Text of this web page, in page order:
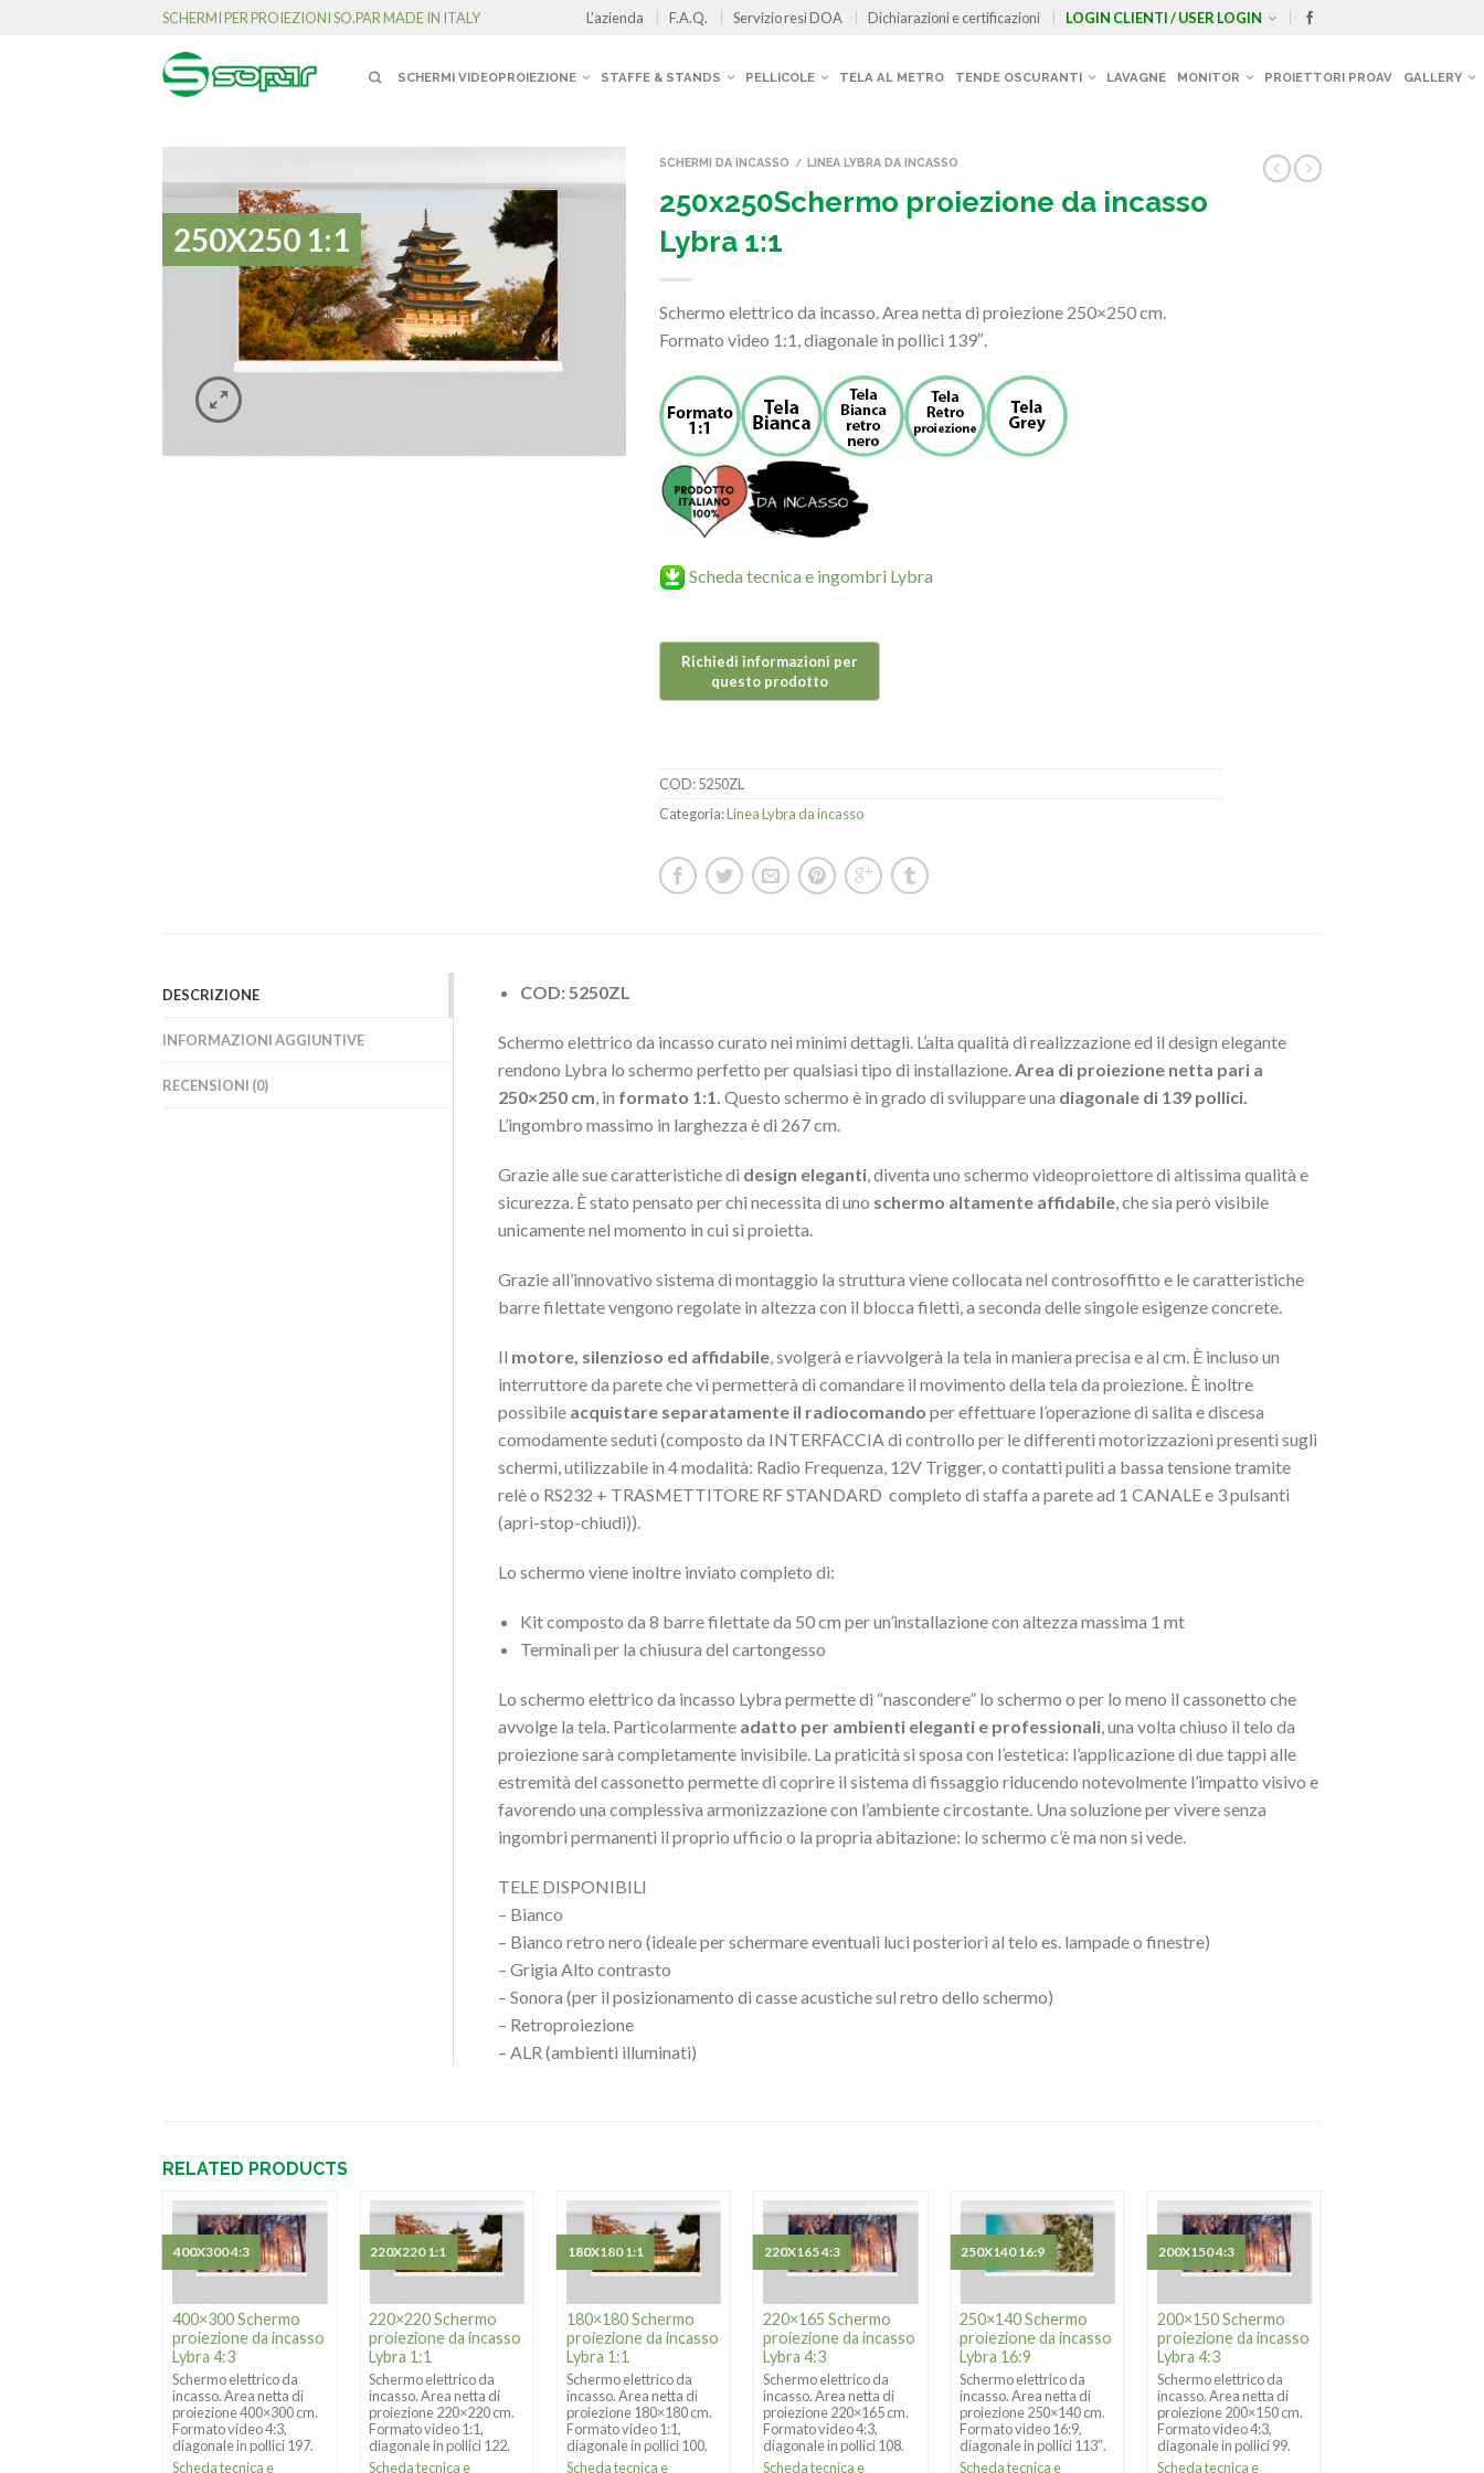
SCHERMI PER PROIEZIONI SO.PAR MADE IN ITALY L’azienda F.A.Q. Servizio resi DOA Dichiarazioni e certificazioni LOGIN CLIENTI / USER LOGIN
SCHERMI VIDEOPROIEZIONE STAFFE & STANDS PELLICOLE TELA AL METRO TENDE OSCURANTI LAVAGNE MONITOR PROIETTORI PROAV GALLERY
250X250 1:1
SCHERMI DA INCASSO / LINEA LYBRA DA INCASSO
250x250Schermo proiezione da incasso
Lybra 1:1
Schermo elettrico da incasso. Area netta di proiezione 250×250 cm.
Formato video 1:1, diagonale in pollici 139″.
Scheda tecnica e ingombri Lybra
COD:5250ZL
Categoria:Linea Lybra da incasso
DESCRIZIONE
INFORMAZIONI AGGIUNTIVE
RECENSIONI (0)
COD: 5250ZL
Schermo elettrico da incasso curato nei minimi dettagli. L’alta qualità di realizzazione ed il design elegante
rendono Lybra lo schermo perfetto per qualsiasi tipo di installazione. Area di proiezione netta pari a
250×250 cm , in formato 1:1. Questo schermo è in grado di sviluppare una diagonale di 139 pollici.
L’ingombro massimo in larghezza è di 267 cm.
Grazie alle sue caratteristiche di design eleganti, diventa uno schermo videoproiettore di altissima qualità e
sicurezza. È stato pensato per chi necessita di uno schermo altamente affidabile, che sia però visibile
unicamente nel momento in cui si proietta.
Grazie all’innovativo sistema di montaggio la struttura viene collocata nel controsoffitto e le caratteristiche
barre filettate vengono regolate in altezza con il blocca filetti, a seconda delle singole esigenze concrete.
Il motore, silenzioso ed affidabile, svolgerà e riavvolgerà la tela in maniera precisa e al cm. È incluso un
interruttore da parete che vi permetterà di comandare il movimento della tela da proiezione. È inoltre
possibile acquistare separatamente il radiocomando per effettuare l’operazione di salita e discesa
comodamente seduti (composto da INTERFACCIA di controllo per le differenti motorizzazioni presenti sugli
schermi, utilizzabile in 4 modalità: Radio Frequenza, 12V Trigger, o contatti puliti a bassa tensione tramite
relè o RS232 + TRASMETTITORE RF STANDARD completo di staffa a parete ad 1 CANALE e 3 pulsanti
(apri-stop-chiudi)).
Lo schermo viene inoltre inviato completo di:
Kit composto da 8 barre filettate da 50 cm per un’installazione con altezza massima 1 mt
Terminali per la chiusura del cartongesso
Lo schermo elettrico da incasso Lybra permette di “nascondere” lo schermo o per lo meno il cassonetto che
avvolge la tela. Particolarmente adatto per ambienti eleganti e professionali, una volta chiuso il telo da
proiezione sarà completamente invisibile. La praticità si sposa con l’estetica: l’applicazione di due tappi alle
estremità del cassonetto permette di coprire il sistema di fissaggio riducendo notevolmente l’impatto visivo e
favorendo una complessiva armonizzazione con l’ambiente circostante. Una soluzione per vivere senza
ingombri permanenti il proprio ufficio o la propria abitazione: lo schermo c’è ma non si vede.
TELE DISPONIBILI
– Bianco
– Bianco retro nero (ideale per schermare eventuali luci posteriori al telo es. lampade o finestre)
– Grigia Alto contrasto
– Sonora (per il posizionamento di casse acustiche sul retro dello schermo)
– Retroproiezione
– ALR (ambienti illuminati)
RELATED PRODUCTS
400×300 Schermo
proiezione da incasso
Lybra 4:3
Schermo elettrico da
incasso. Area netta di
proiezione 400×300 cm.
Formato video 4:3,
diagonale in pollici 197.
Scheda tecnica e
400X300 4:3
220×220 Schermo
proiezione da incasso
Lybra 1:1
Schermo elettrico da
incasso. Area netta di
proiezione 220×220 cm.
Formato video 1:1,
diagonale in pollici 122.
Scheda tecnica e
220X220 1:1
180×180 Schermo
proiezione da incasso
Lybra 1:1
Schermo elettrico da
incasso. Area netta di
proiezione 180×180 cm.
Formato video 1:1,
diagonale in pollici 100.
Scheda tecnica e
180X180 1:1
220×165 Schermo
proiezione da incasso
Lybra 4:3
Schermo elettrico da
incasso. Area netta di
proiezione 220×165 cm.
Formato video 4:3,
diagonale in pollici 108.
Scheda tecnica e
220X165 4:3
250×140 Schermo
proiezione da incasso
Lybra 16:9
Schermo elettrico da
incasso. Area netta di
proiezione 250×140 cm.
Formato video 16:9,
diagonale in pollici 113″.
Scheda tecnica e
250X140 16:9
200×150 Schermo
proiezione da incasso
Lybra 4:3
Schermo elettrico da
incasso. Area netta di
proiezione 200×150 cm.
Formato video 4:3,
diagonale in pollici 99.
Scheda tecnica e
200X150 4:3